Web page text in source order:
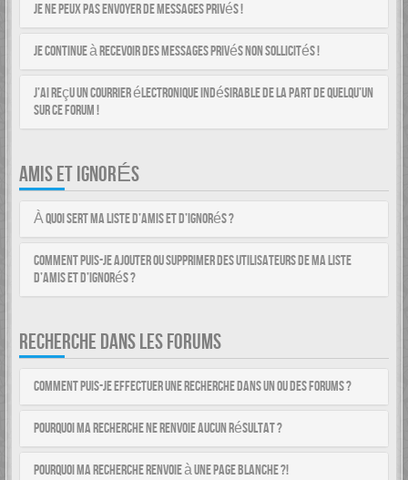
Je ne peux pas envoyer de messages privés !
Je continue à recevoir des messages privés non sollicités !
J’ai reçu un courrier électronique indésirable de la part de quelqu’un
sur ce forum !
AMIS ET IGNORÉS
À quoi sert ma liste d’amis et d’ignorés ?
Comment puis-je ajouter ou supprimer des utilisateurs de ma liste
d’amis et d’ignorés ?
RECHERCHE DANS LES FORUMS
Comment puis-je effectuer une recherche dans un ou des forums ?
Pourquoi ma recherche ne renvoie aucun résultat ?
Pourquoi ma recherche renvoie à une page blanche ?!